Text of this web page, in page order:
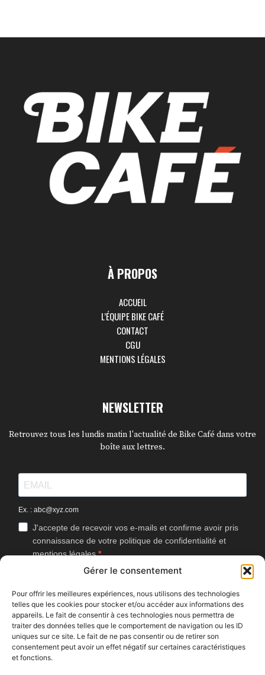
Gérer le consentement
Pour offrir les meilleures expériences, nous utilisons des technologies
telles que les cookies pour stocker et/ou accéder aux informations des
appareils. Le fait de consentir à ces technologies nous permettra de
traiter des données telles que le comportement de navigation ou les ID
uniques sur ce site. Le fait de ne pas consentir ou de retirer son
consentement peut avoir un effet négatif sur certaines caractéristiques
et fonctions.
À PROPOS
ACCUEIL
L’ÉQUIPE BIKE CAFÉ
CONTACT
CGU
MENTIONS LÉGALES
NEWSLETTER
Retrouvez tous les lundis matin l'actualité de Bike Café dans votre
boîte aux lettres.
Ex. : abc@xyz.com
J'accepte de recevoir vos e-mails et confirme avoir pris
connaissance de votre politique de confidentialité et
mentions légales.
Vous pouvez vous désinscrire à tout moment en cliquant sur le lien
J'accepte que Bike Café mesure l'ouverture des
newsletters afin d'améliorer les contenus proposés.
S'INSCRIRE